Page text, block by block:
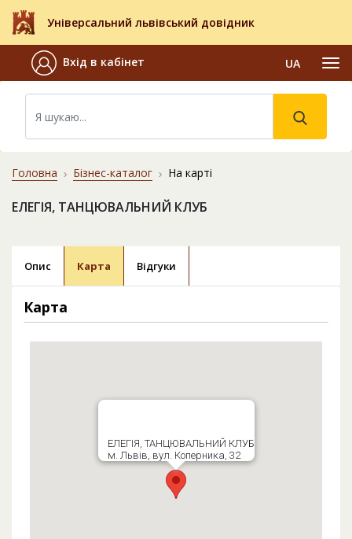
Універсальний львівський довідник
Вхід в кабінет UA
Головна Бізнес-каталог На карті
ЕЛЕГІЯ, ТАНЦЮВАЛЬНИЙ КЛУБ
Опис Карта Відгуки
Карта
ЕЛЕГІЯ, ТАНЦЮВАЛЬНИЙ КЛУБ
м. Львів, вул. Коперника, 32